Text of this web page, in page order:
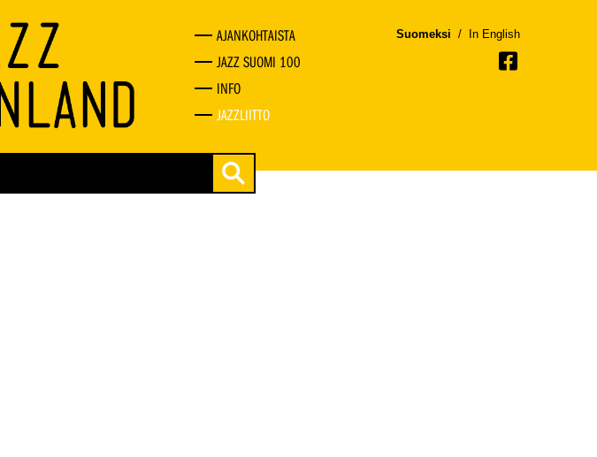
AJANKOHTAISTA
JAZZ SUOMI 100
INFO
JAZZLIITTO
Suomeksi / In English